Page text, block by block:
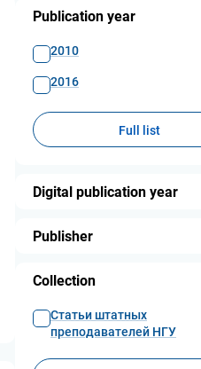
Publication year
2010
2016
Full list
Digital publication year
Publisher
Collection
Статьи штатных
преподавателей НГУ